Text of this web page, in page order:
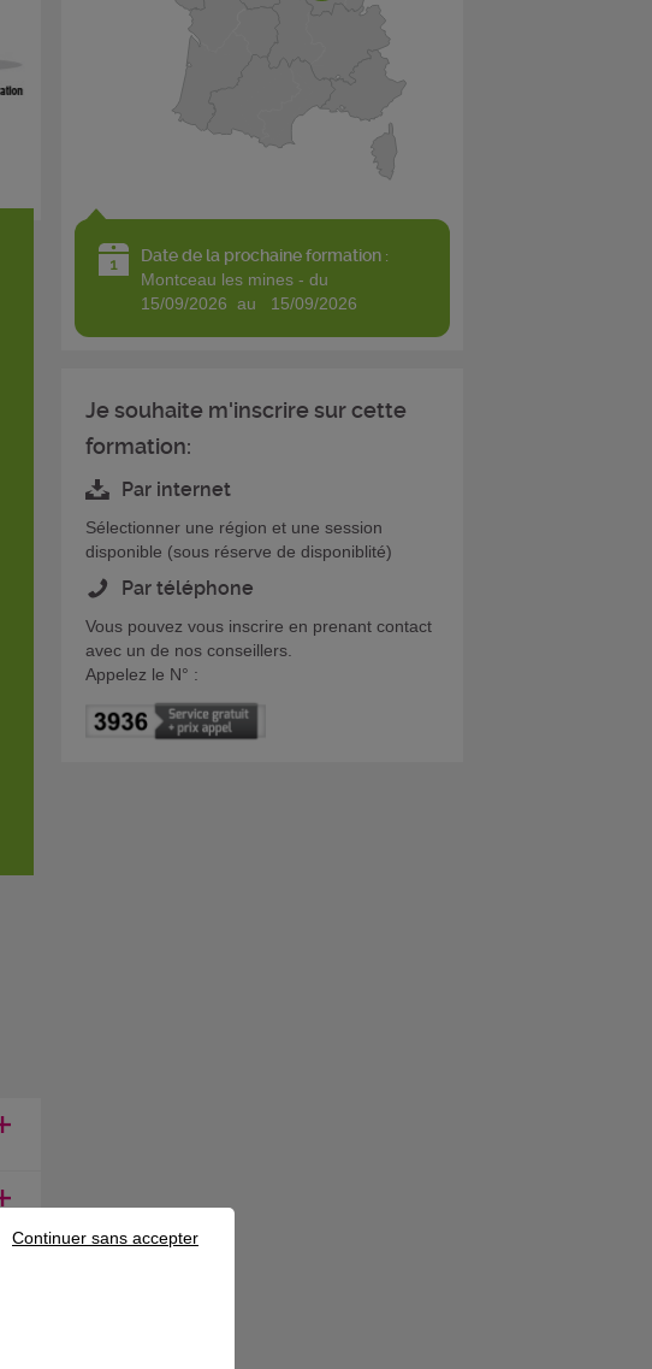
Date de la prochaine formation :
montceau les mines - du
15/09/2026 au 15/09/2026
Je souhaite m'inscrire sur cette
formation:
Par internet
Sélectionner une région et une session
disponible (sous réserve de disponiblité)
Par téléphone
Vous pouvez vous inscrire en prenant contact
avec un de nos conseillers.
Appelez le N° :
Continuer sans accepter